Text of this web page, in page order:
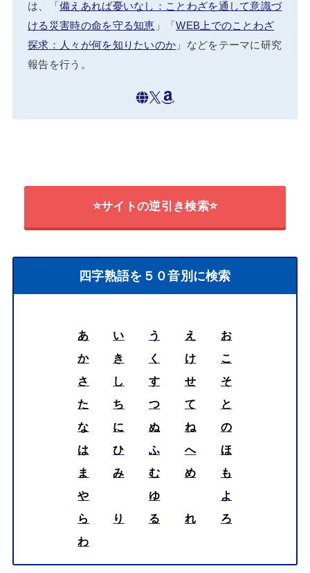
は、「備えあれば憂いなし：ことわざを通して意識づ
ける災害時の命を守る知恵 」「WEB上でのことわざ
探求：人々が何を知りたいのか 」などをテーマに研究
報告を行う。
⭐サイトの逆引き検索⭐
四字熟語を５０音別に検索
あ い う え
お
か
き く け
こ
さ
し す せ
そ
た
ち つ て
と
な
に ぬ ね
の
は
ひ ふ へ
ほ
ま
み む め
も
や
ゆ
よ
ら
り る れ
ろ
わ